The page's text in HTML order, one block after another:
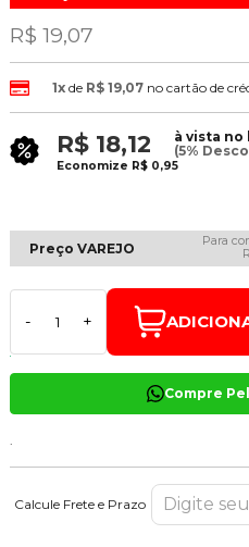
R$ 19,07
1xde R$ 19,07 no cartão de
R$ 18,12
à vista
(5%
Economize R$ 0,95
Preço VAREJO
Para
- +
Compre
Calcule Frete e Prazo